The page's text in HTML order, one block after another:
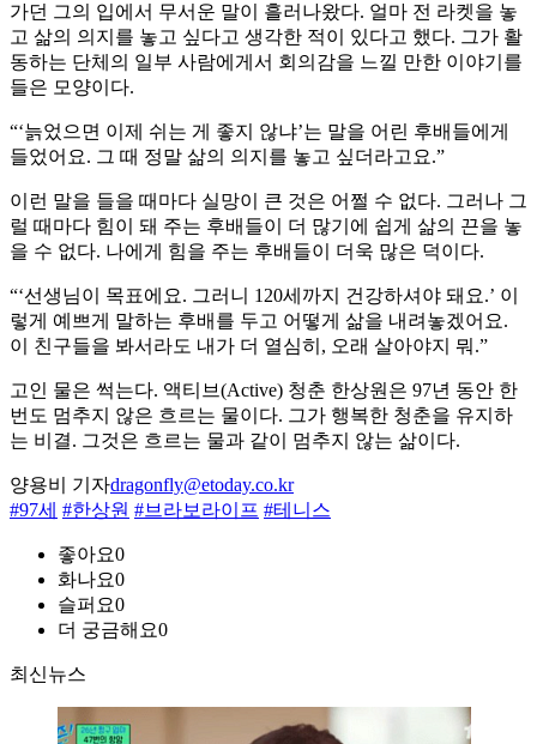
가던 그의 입에서 무서운 말이 흘러나왔다. 얼마 전 라켓을 놓
고 삶의 의지를 놓고 싶다고 생각한 적이 있다고 했다. 그가 활
동하는 단체의 일부 사람에게서 회의감을 느낄 만한 이야기를
들은 모양이다.
“‘늙었으면 이제 쉬는 게 좋지 않냐’는 말을 어린 후배들에게
들었어요. 그 때 정말 삶의 의지를 놓고 싶더라고요.”
이런 말을 들을 때마다 실망이 큰 것은 어쩔 수 없다. 그러나 그
럴 때마다 힘이 돼 주는 후배들이 더 많기에 쉽게 삶의 끈을 놓
을 수 없다. 나에게 힘을 주는 후배들이 더욱 많은 덕이다.
“‘선생님이 목표에요. 그러니 120세까지 건강하셔야 돼요.’ 이
렇게 예쁘게 말하는 후배를 두고 어떻게 삶을 내려놓겠어요.
이 친구들을 봐서라도 내가 더 열심히, 오래 살아야지 뭐.”
고인 물은 썩는다. 액티브(Active) 청춘 한상원은 97년 동안 한
번도 멈추지 않은 흐르는 물이다. 그가 행복한 청춘을 유지하
는 비결. 그것은 흐르는 물과 같이 멈추지 않는 삶이다.
양용비 기자dragonfly@etoday.co.kr
#97세 #한상원 #브라보라이프 #테니스
좋아요0
화나요0
슬퍼요0
더 궁금해요0
최신뉴스